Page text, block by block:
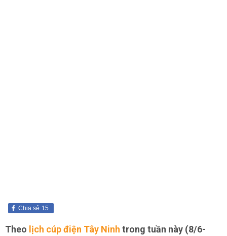
15
Chia sẻ
Theo lịch cúp điện Tây Ninh trong tuần này (8/6-